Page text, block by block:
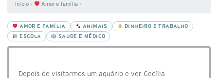
Início › Amor e família ›
AMOR E FAMÍLIA ANIMAIS
DINHEIRO E TRABALHO
ESCOLA
SAÚDE E MÉDICO
Depois de visitarmos um aquário e ver Cecília